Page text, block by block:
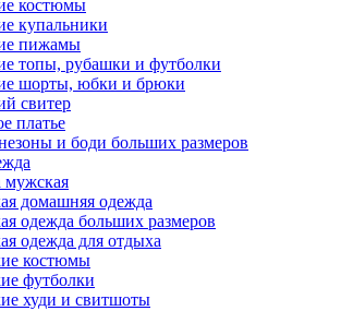
костюмы
купальники
пижамы
топы, рубашки и футболки
шорты, юбки и брюки
свитер
платье
и боди больших размеров
мужская
домашняя одежда
одежда больших размеров
одежда для отдыха
костюмы
футболки
худи и свитшоты